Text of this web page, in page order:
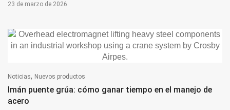
23 de marzo de 2026
Noticias, Nuevos productos
Imán puente grúa: cómo ganar tiempo en el manejo de
acero